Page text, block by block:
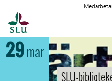
29mar
SLU-